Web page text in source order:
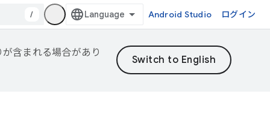
/ Android Studio ログイン
含まれる場合があり